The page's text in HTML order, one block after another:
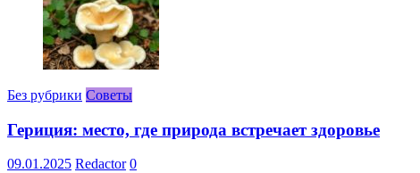
Без рубрики Советы
Гериция: место, где природа встречает здоровье
09.01.2025 Redactor 0